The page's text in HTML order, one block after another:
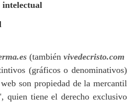
(también vivedecristo.com
(gráficos o denominativos)
son propiedad de la mercantil
quien tiene el derecho exclusivo